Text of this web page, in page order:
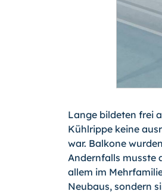
Lange bildeten frei
Kühlrippe keine
war. Balkone
Andernfalls musste
allem im
Neubaus, sondern